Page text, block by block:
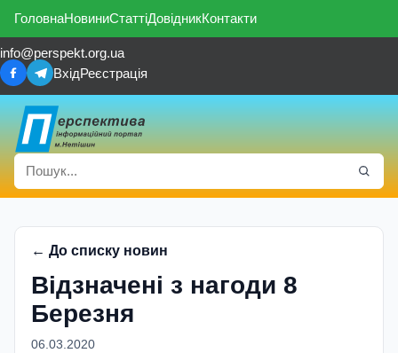
ГоловнаНовиниСтаттіДовідникКонтакти
info@perspekt.org.ua
ВхідРеєстрація
← До списку новин
Відзначені з нагоди 8
Березня
06.03.2020